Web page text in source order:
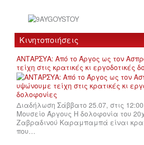
Κινητοποιήσεις
ΑΝΤΑΡΣΥΑ: Από το Άργος ως τον
τείχη στις κρατικές κι εργοδοτικές
Διαδήλωση Σάββατο 25.07, στις
Μουσείο Άργους Η δολοφονία του
Ζαβραδινού Καραμπαμπά είναι
που…